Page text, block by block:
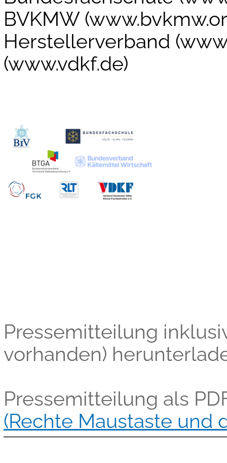
BVKMW
Herstellerverband
(www.vdkf.de)
Pressemitteilung
vorhanden)
Pressemitteilung als
(Rechte Maustaste und